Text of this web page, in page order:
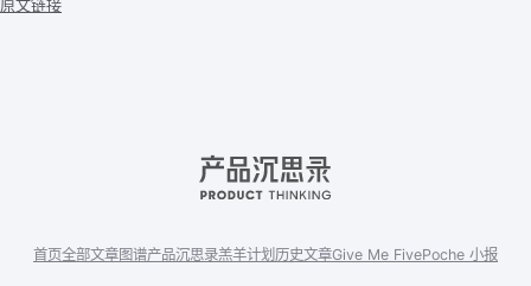
原文链接
首页全部文章图谱产品沉思录羔羊计划 历史文章Give Me FivePoche 小报